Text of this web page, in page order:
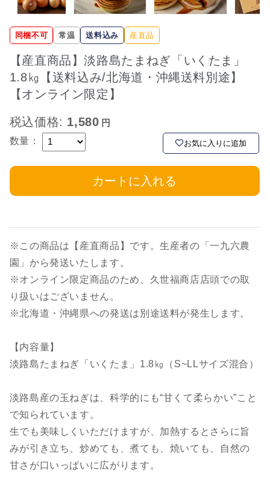
同梱不可 常温 送料込み 産直品
【産直商品】淡路島たまねぎ「いくたま」
1.8㎏【送料込み/北海道・沖縄送料別途】
【オンライン限定】
税込価格: 1,580
数量： お気に入りに追加
カートに入れる
※この商品は【産直商品】です。生産者の「一九六農
園」から発送いたします。
※オンライン限定商品のため、久世福商店店頭での取
り扱いはございません。
※北海道・沖縄県への発送は別途送料が発生します。
【内容量】
淡路島たまねぎ「いくたま」1.8㎏（S~LLサイズ混合）
淡路島産の玉ねぎは、科学的にも“甘くて柔らかい”こと
で知られています。
生でも美味しくいただけますが、加熱するとさらに旨
みが引き立ち、炒めても、煮ても、焼いても、自然の
甘さが口いっぱいに広がります。